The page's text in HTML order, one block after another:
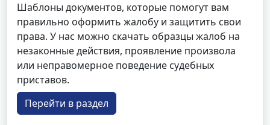
Шаблоны документов, которые помогут вам
правильно оформить жалобу и защитить свои
права. У нас можно скачать образцы жалоб на
незаконные действия, проявление произвола
или неправомерное поведение судебных
приставов.
Перейти в раздел